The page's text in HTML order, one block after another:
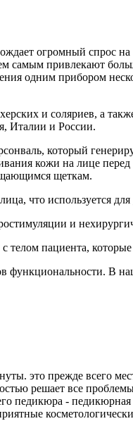
огромный спрос
самым привлекают
одним прибором
и соляриев, а
Италии и России.
который
кожи на лице
щеткам.
что используется
и
телом пациента,
В
это прежде всего
решает все
педикюра -